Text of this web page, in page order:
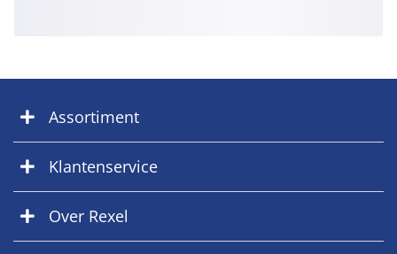
Assortiment
Klantenservice
Over Rexel